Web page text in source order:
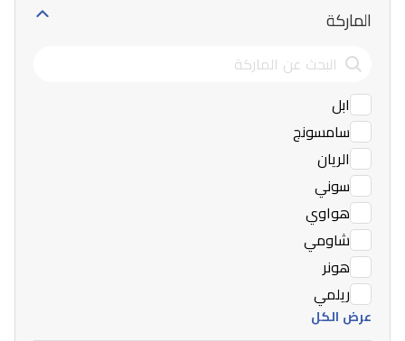
الماركة
ابل
سامسونج
الريان
سوني
هواوي
شاومي
هونر
ريلمي
عرض الكل